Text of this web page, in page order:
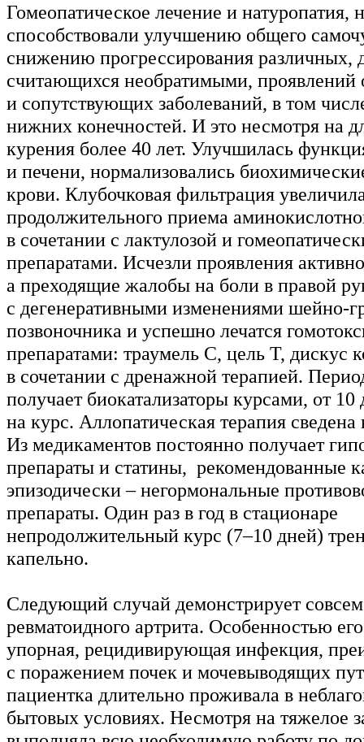
Гомеопатическое лечение и натуропатия,
способствовали улучшению общего
снижению прогрессирования различных,
считающихся необратимыми, проявлений
и сопутствующих заболеваний, в том
нижних конечностей. И это несмотря на
курения более 40 лет. Улучшилась
и печени, нормализовались
крови. Клубочковая фильтрация
продолжительного приема
в сочетании с лактулозой и
препаратами. Исчезли проявления
а преходящие жалобы на боли в правой
с дегенеративными изменениями шейно-
позвоночника и успешно лечатся
препаратами: траумель С, цель Т, дискус
в сочетании с дренажной терапией.
получает биокатализаторы курсами, от
на курс. Аллопатическая терапия
Из медикаментов постоянно получает
препараты и статины, рекомендованные
эпизодически – негормональные
препараты. Один раз в год в стационаре
непродолжительный курс (7–10 дней)
капельно.
Следующий случай демонстрирует
ревматоидного артрита. Особенностью
упорная, рецидивирующая инфекция,
с поражением почек и мочевыводящих
пациентка длительно проживала в
бытовых условиях. Несмотря на тяжелое